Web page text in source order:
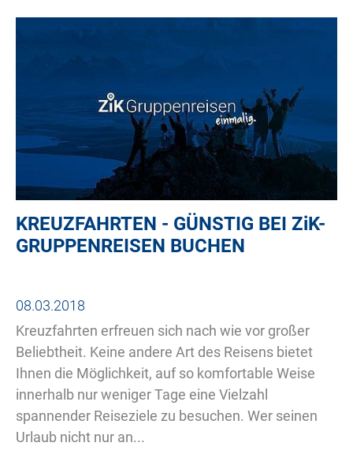
KREUZFAHRTEN - GÜNSTIG BEI ZiK-
GRUPPENREISEN BUCHEN
08.03.2018
Kreuzfahrten erfreuen sich nach wie vor großer
Beliebtheit. Keine andere Art des Reisens bietet
Ihnen die Möglichkeit, auf so komfortable Weise
innerhalb nur weniger Tage eine Vielzahl
spannender Reiseziele zu besuchen. Wer seinen
Urlaub nicht nur an...